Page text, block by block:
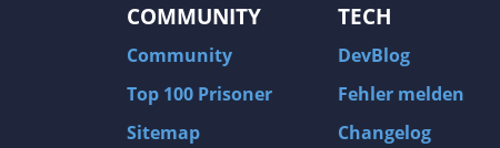
COMMUNITY
Community
Top 100 Prisoner
Sitemap
TECH
DevBlog
Fehler melden
Changelog